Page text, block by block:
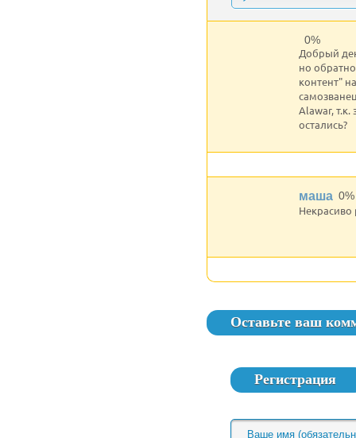
0%
Добрый
но
контент"
Alawar,
остались?
маша 0%
Некрасиво
Оставьте ваш
Регистрация